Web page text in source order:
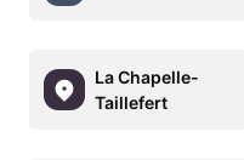
La Chapelle-
Taillefert